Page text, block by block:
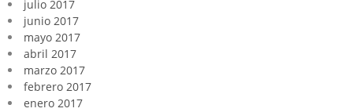
julio 2017
junio 2017
mayo 2017
abril 2017
marzo 2017
febrero 2017
enero 2017